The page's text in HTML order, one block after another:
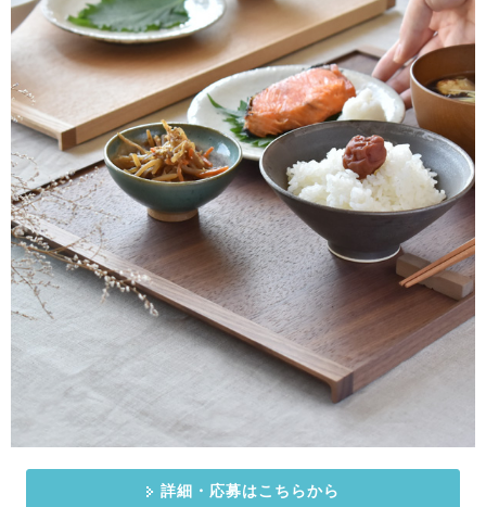
詳細・応募はこちらから